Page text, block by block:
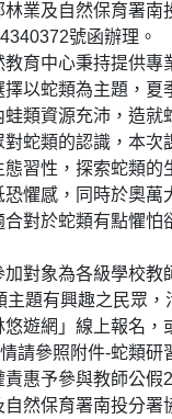
業及自然保育署南
號函辦理。
教育中心秉持提供專
擇以蛇類為主題，夏
類資源充沛，造就
蛇類的認識，本次
習性，探索蛇類的
恐懼感，同時於奧萬
對於蛇類有點懼怕
加對象為各級學校教
主題有興趣之民眾，
悠遊網」線上報名，
請參照附件-蛇類研
責惠予參與教師公假
自然保育署南投分署